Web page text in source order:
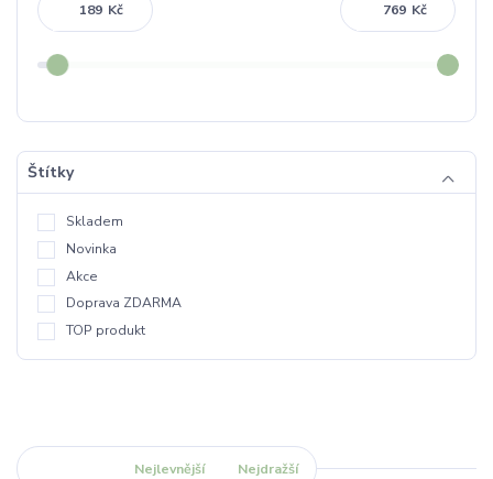
Kč Kč
Štítky
Skladem
Novinka
Akce
Doprava ZDARMA
TOP produkt
Nejlevnější Nejdražší